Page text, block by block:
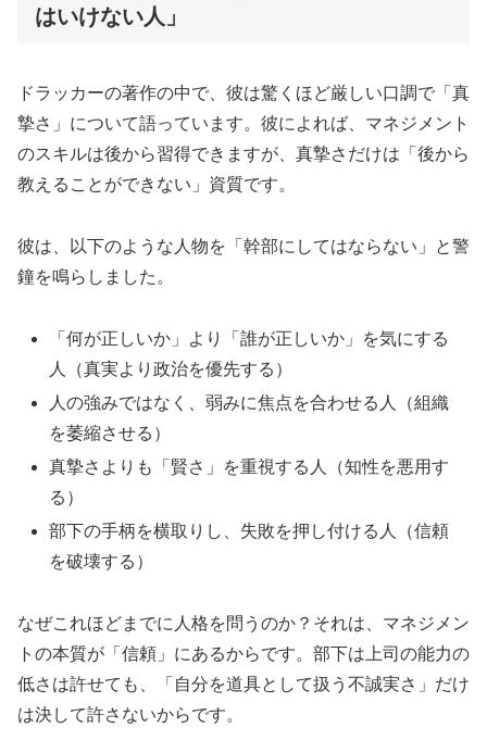
はいけない人」
ドラッカーの著作の中で、彼は驚くほど厳しい口調で「真
摯さ」について語っています。彼によれば、マネジメント
のスキルは後から習得できますが、真摯さだけは「後から
教えることができない」資質です。
彼は、以下のような人物を「幹部にしてはならない」と警
鐘を鳴らしました。
「何が正しいか」より「誰が正しいか」を気にする
人（真実より政治を優先する）
人の強みではなく、弱みに焦点を合わせる人（組織
を萎縮させる）
真摯さよりも「賢さ」を重視する人（知性を悪用す
る）
部下の手柄を横取りし、失敗を押し付ける人（信頼
を破壊する）
なぜこれほどまでに人格を問うのか？それは、マネジメン
トの本質が「信頼」にあるからです。部下は上司の能力の
低さは許せても、「自分を道具として扱う不誠実さ」だけ
は決して許さないからです。